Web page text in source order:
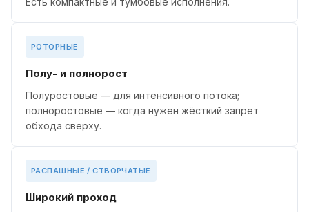
РОТОРНЫЕ
Полу- и полнорост
Полуростовые — для интенсивного потока;
полноростовые — когда нужен жёсткий запрет
обхода сверху.
РАСПАШНЫЕ / СТВОРЧАТЫЕ
Широкий проход